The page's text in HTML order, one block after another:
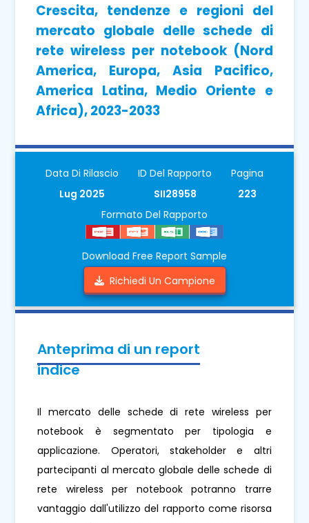
Crescita, tendenze e regioni del
mercato globale delle schede di
rete wireless per notebook (Nord
America, Europa, Asia Pacifico,
America Latina, Medio Oriente e
Africa), 2023-2033
Data Di Rilascio
Lug 2025
ID Del Rapporto
SII28958
Pagina
223
Formato Del Rapporto
Download Free Report Sample
Richiedi Un Campione
Anteprima di un report
indice
Il mercato delle schede di rete wireless per
notebook è segmentato per tipologia e
applicazione. Operatori, stakeholder e altri
partecipanti al mercato globale delle schede di
rete wireless per notebook potranno trarre
vantaggio dall'utilizzo del rapporto come risorsa